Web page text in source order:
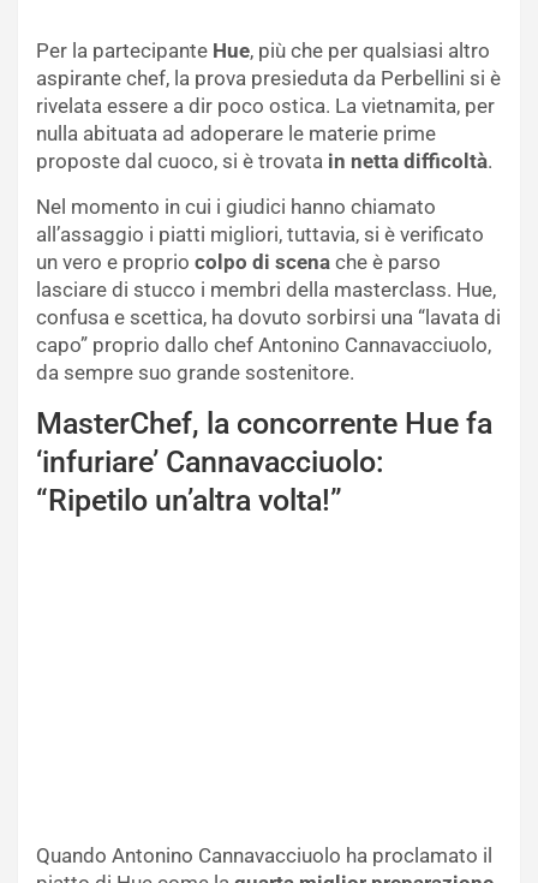
Per la partecipante Hue, più che per qualsiasi altro
aspirante chef, la prova presieduta da Perbellini si è
rivelata essere a dir poco ostica. La vietnamita, per
nulla abituata ad adoperare le materie prime
proposte dal cuoco, si è trovata in netta difficoltà.
Nel momento in cui i giudici hanno chiamato
all’assaggio i piatti migliori, tuttavia, si è verificato
un vero e proprio colpo di scena che è parso
lasciare di stucco i membri della masterclass. Hue,
confusa e scettica, ha dovuto sorbirsi una “lavata di
capo” proprio dallo chef Antonino Cannavacciuolo,
da sempre suo grande sostenitore.
MasterChef, la concorrente Hue fa
‘infuriare’ Cannavacciuolo:
“Ripetilo un’altra volta!”
Quando Antonino Cannavacciuolo ha proclamato il